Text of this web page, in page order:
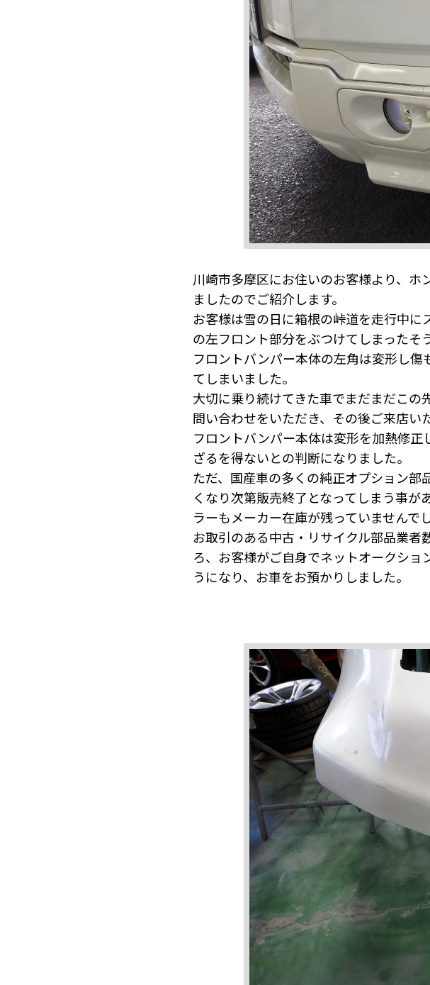
川崎市多摩区にお住いのお客様より、
ましたのでご紹介します。
お客様は雪の日に箱根の峠道を走行中
の左フロント部分をぶつけてしまったそ
フロントバンパー本体の左角は変形し
てしまいました。
大切に乗り続けてきた車でまだまだこ
問い合わせをいただき、その後ご来店い
フロントバンパー本体は変形を加熱修
ざるを得ないとの判断になりました。
ただ、国産車の多くの純正オプション
くなり次第販売終了となってしまう事
ラーもメーカー在庫が残っていませんでし
お取引のある中古・リサイクル部品業者
ろ、お客様がご自身でネットオークシ
うになり、お車をお預かりしました。